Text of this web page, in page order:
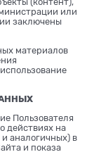
или
заключены
материалов
Пользователя
действиях на
аналогичных) в
и показа